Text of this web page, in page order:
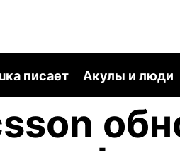
писает Акулы и люди